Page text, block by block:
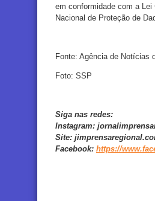
em conformidade com a Lei
Nacional de Proteção de
Fonte: Agência de Notícias
Foto: SSP
Siga nas redes:
Instagram:
Site:
Facebook: https://